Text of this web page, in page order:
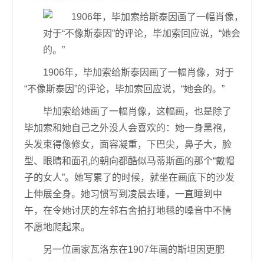
1906年，毕加索给斯泰因画了一幅肖像，对于
“不像斯泰因”的评论，毕加索回应说，“她会的。”
毕加索给她画了一幅肖像，这幅画，也是除了
毕加索和她自己之外没人会喜欢的：她一身黑袍，
头发束得像修女，面容凝重，下巴尖，鼻子大，脸
型、眼睛和面孔的朝向都酷似马蒂斯画的那个“戴帽
子的女人”。她写累了的时候，就坐在画底下的沙发
上伸展全身。她习惯写到凌晨去睡，一直睡到中
午，在令她讨厌的左邻右舍拍打地毯的噪音中不情
不愿地爬起来。
另一位画家瓦洛东在1907年画的斯坦因更肥